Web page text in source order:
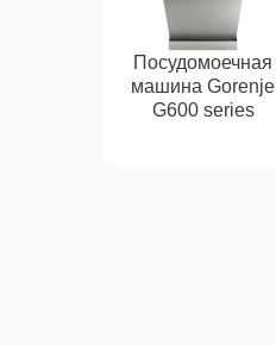
Посудомоечная
машина Gorenje
G600 series